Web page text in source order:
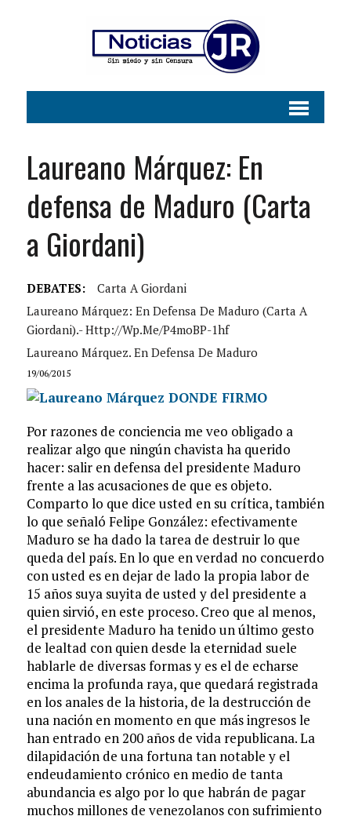
Laureano Márquez: En
defensa de Maduro (Carta
a Giordani)
DEBATES:
Carta A Giordani
Laureano Márquez: En Defensa De Maduro (Carta A
Giordani).- Http://wp.me/p4moBP-1hf
Laureano Márquez. En Defensa De Maduro
19/06/2015
Por razones de conciencia me veo obligado a
realizar algo que ningún chavista ha querido
hacer: salir en defensa del presidente Maduro
frente a las acusaciones de que es objeto.
Comparto lo que dice usted en su crítica, también
lo que señaló Felipe González: efectivamente
Maduro se ha dado la tarea de destruir lo que
queda del país. En lo que en verdad no concuerdo
con usted es en dejar de lado la propia labor de
15 años suya suyita de usted y del presidente a
quien sirvió, en este proceso. Creo que al menos,
el presidente Maduro ha tenido un último gesto
de lealtad con quien desde la eternidad suele
hablarle de diversas formas y es el de echarse
encima la profunda raya, que quedará registrada
en los anales de la historia, de la destrucción de
una nación en momento en que más ingresos le
han entrado en 200 años de vida republicana. La
dilapidación de una fortuna tan notable y el
endeudamiento crónico en medio de tanta
abundancia es algo por lo que habrán de pagar
muchos millones de venezolanos con sufrimiento